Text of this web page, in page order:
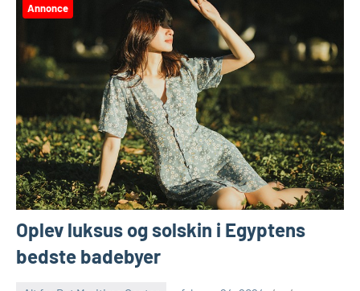
Annonce
Oplev luksus og solskin i Egyptens
bedste badebyer